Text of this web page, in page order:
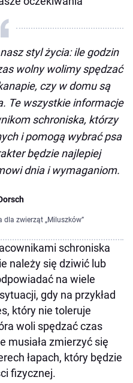
styl życia: ile godzin
wolny wolimy spędzać
czy w domu są
Te wszystkie informacje
schroniska, którzy
i pomogą wybrać psa
będzie najlepiej
dnia i wymaganiom.
dla zwierząt „Miluszków”
schroniska
należy się dziwić lub
na wiele
gdy na przykład
który nie toleruje
woli spędzać czas
musiała zmierzyć się
łapach, który będzie
fizycznej.